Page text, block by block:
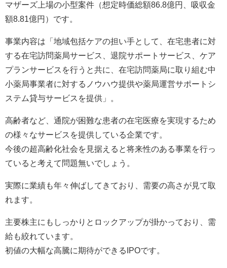
マザーズ上場の小型案件（想定時価総額86.8億円、吸収金
額8.81億円）です。
事業内容は「地域包括ケアの担い手として、在宅患者に対
する在宅訪問薬局サービス、退院サポートサービス、ケア
プランサービスを行うと共に、在宅訪問薬局に取り組む中
小薬局事業者に対するノウハウ提供や薬局運営サポートシ
ステム貸与サービスを提供」。
高齢者など、通院が困難な患者の在宅医療を実現するため
の様々なサービスを提供している企業です。
今後の超高齢化社会を見据えると将来性のある事業を行っ
ていると考えて問題無いでしょう。
実際に業績も年々伸ばしてきており、需要の高さが見て取
れます。
主要株主にもしっかりとロックアップが掛かっており、需
給も絞れています。
初値の大幅な高騰に期待ができるIPOです。